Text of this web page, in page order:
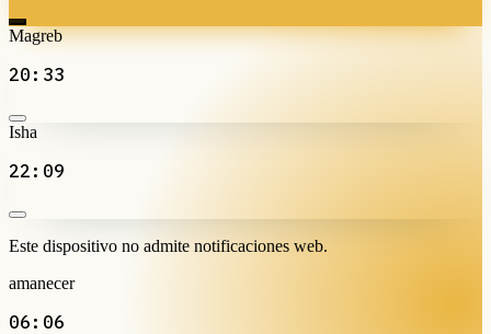
Magreb
20:33
Isha
22:09
Este dispositivo no admite notificaciones web.
amanecer
06:06